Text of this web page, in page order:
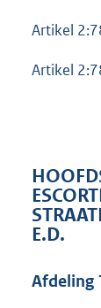
Artikel
Artikel
E.D.
Afdeling